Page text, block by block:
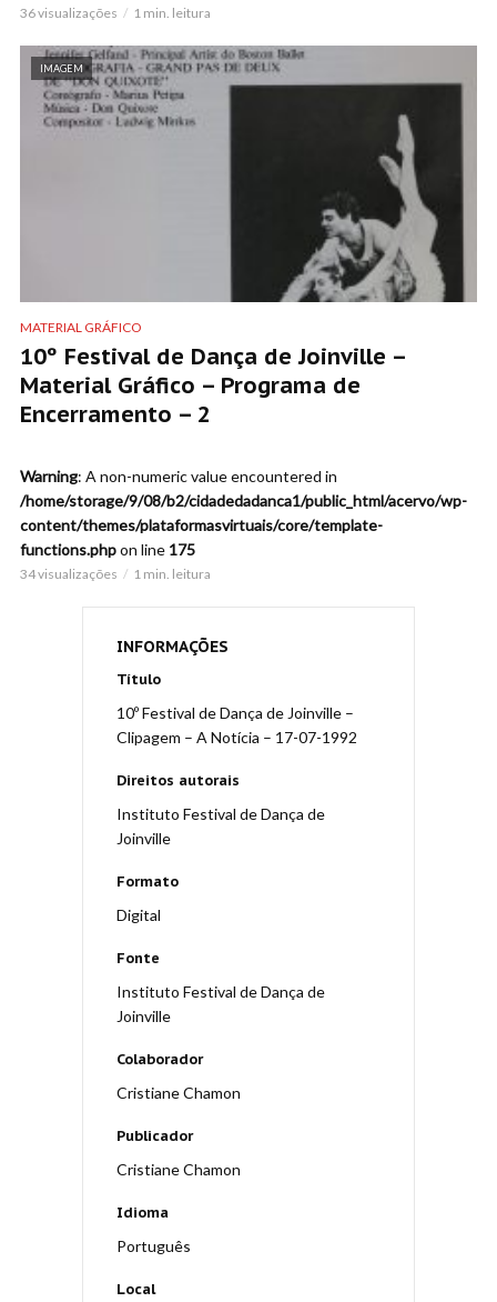
36 visualizações 1 min. leitura
IMAGEM
MATERIAL GRÁFICO
10º Festival de Dança de Joinville –
Material Gráfico – Programa de
Encerramento – 2
Warning: A non-numeric value encountered in
/home/storage/9/08/b2/cidadedadanca1/public_html/acervo/wp-
content/themes/plataformasvirtuais/core/template-
functions.phpon line 175
34 visualizações 1 min. leitura
INFORMAÇÕES
Título
10º Festival de Dança de Joinville –
Clipagem – A Notícia – 17-07-1992
Direitos autorais
Instituto Festival de Dança de
Joinville
Formato
Digital
Fonte
Instituto Festival de Dança de
Joinville
Colaborador
Cristiane Chamon
Publicador
Cristiane Chamon
Idioma
Português
Local